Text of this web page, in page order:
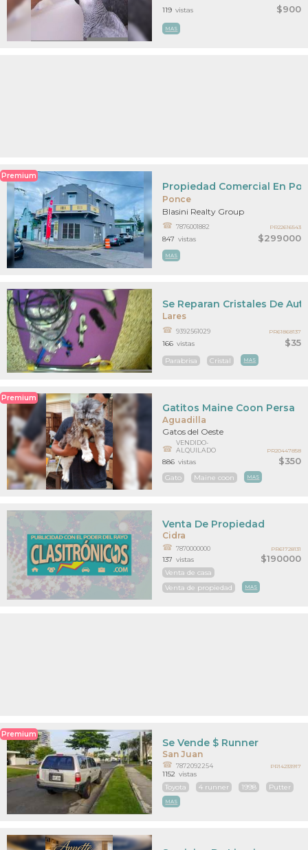
$900
MAS
119 vistas
Premium
Ponce
$299000
Propiedad Comercial En
Blasini Realty Group
7876001882
MAS
847 vistas
PR22616543
Lares
$35
Se Reparan Cristales De
9392561029
Parabrisa Cristal MAS
166 vistas
PR61868137
Premium
Aguadilla
$350
Gatitos Maine Coon Persa
Gatos del Oeste
VENDIDO-
ALQUILADO
Gato Maine coon MAS
886 vistas
PR20447858
Cidra
$190000
Venta De Propiedad
7870000000
Venta de casa
Venta de propiedad
MAS
137 vistas
PR61728131
Premium
San Juan
Se Vende $ Runner
7872092254
Toyota 4 runner 1998 Putter
MAS
1152 vistas
PR14233917